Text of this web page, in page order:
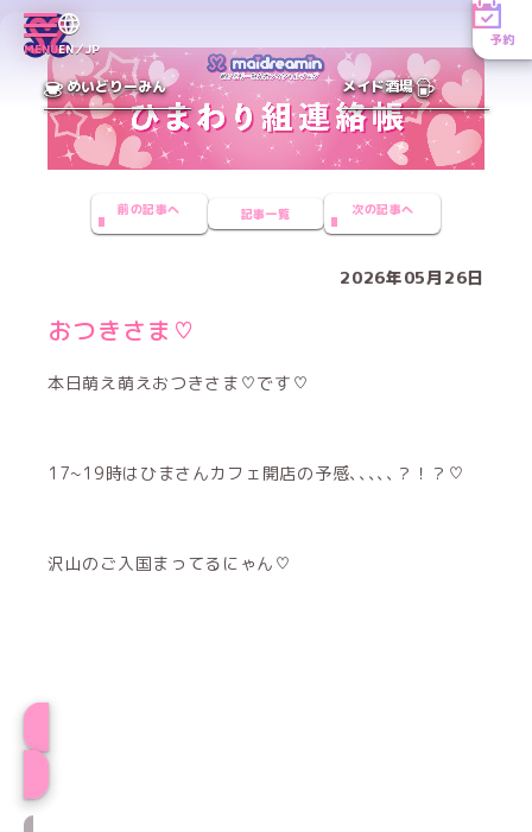
MENUEN／JP
予約
めいどりーみん メイド酒場
前の記事へ 記事一覧 次の記事へ
2026年05月26日
おつきさま♡
本日萌え萌えおつきさま♡です♡
17~19時はひまさんカフェ開店の予感､､､､､？！？♡
沢山のご入国まってるにゃん♡